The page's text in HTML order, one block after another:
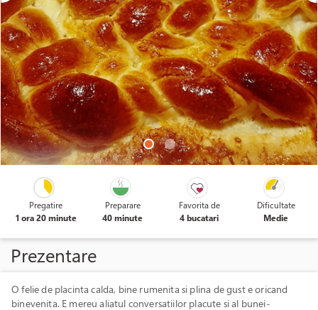
Pregatire
1 ora 20 minute
Preparare
40 minute
Favorita de
4 bucatari
Dificultate
Medie
Prezentare
O felie de placinta calda, bine rumenita si plina de gust e oricand
binevenita. E mereu aliatul conversatiilor placute si al bunei-